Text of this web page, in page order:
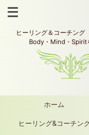
ヒーリング＆コーチン
Body・Mind・Spirit
ホーム
ヒーリング&コーチン